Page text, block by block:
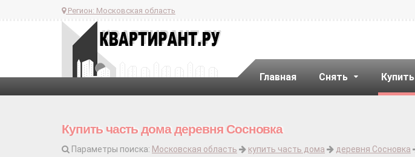
Регион: Московская область
Главная Снять Купить
Купить часть дома деревня Сосновка
Параметры поиска: Московская область купить часть дома деревня Сосновка